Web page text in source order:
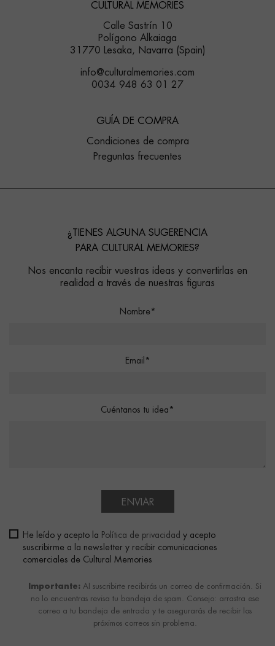
CULTURAL MEMORIES
Calle Sastrín 10
Polígono Alkaiaga
31770 Lesaka, Navarra (Spain)
info@culturalmemories.com
0034 948 63 01 27
GUÍA DE COMPRA
Condiciones de compra
Preguntas frecuentes
¿TIENES ALGUNA SUGERENCIA
PARA CULTURAL MEMORIES?
Nos encanta recibir vuestras ideas y convertirlas en
realidad a través de nuestras figuras
Nombre*
Email*
Cuéntanos tu idea*
ENVIAR
He leído y acepto la Política de privacidad y acepto
suscribirme a la newsletter y recibir comunicaciones
comerciales de Cultural Memories
Importante: Al suscribirte recibirás un correo de confirmación. Si
no lo encuentras revisa tu bandeja de spam. Consejo: arrastra ese
correo a tu bandeja de entrada y te asegurarás de recibir los
próximos correos sin problema.